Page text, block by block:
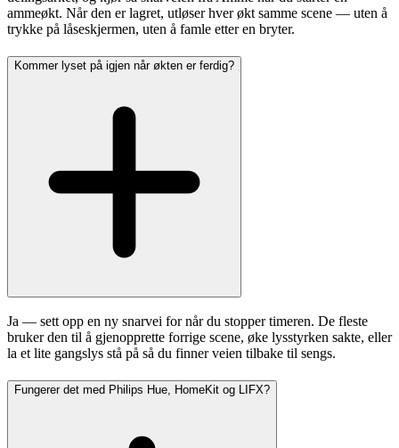
ammeøkt. Når den er lagret, utløser hver økt samme scene — uten å
trykke på låseskjermen, uten å famle etter en bryter.
Kommer lyset på igjen når økten er ferdig?
Ja — sett opp en ny snarvei for når du stopper timeren. De fleste
bruker den til å gjenopprette forrige scene, øke lysstyrken sakte, eller
la et lite gangslys stå på så du finner veien tilbake til sengs.
Fungerer det med Philips Hue, HomeKit og LIFX?